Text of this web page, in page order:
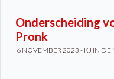
Onderscheiding
Pronk
6 NOVEMBER 2023 - KJ IN DE